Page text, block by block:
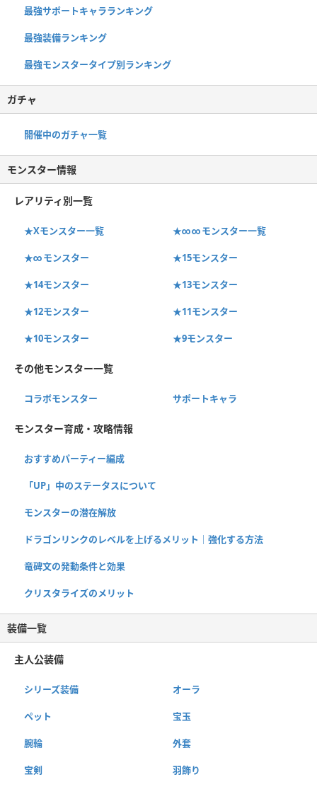
最強サポートキャラランキング
最強装備ランキング
最強モンスタータイプ別ランキング
ガチャ
開催中のガチャ一覧
モンスター情報
レアリティ別一覧
★Xモンスター一覧 ★∞∞モンスター一覧
★∞モンスター ★15モンスター
★14モンスター ★13モンスター
★12モンスター ★11モンスター
★10モンスター ★9モンスター
その他モンスター一覧
コラボモンスター サポートキャラ
モンスター育成・攻略情報
おすすめパーティー編成
「UP」中のステータスについて
モンスターの潜在解放
ドラゴンリンクのレベルを上げるメリット｜強化する方法
竜碑文の発動条件と効果
クリスタライズのメリット
装備一覧
主人公装備
シリーズ装備 オーラ
ペット 宝玉
腕輪 外套
宝剣 羽飾り